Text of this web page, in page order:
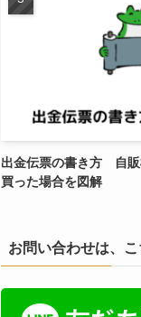
出金伝票の書き方 自
買った場合を図解
お問い合わせは、こ